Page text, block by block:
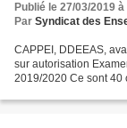
Publié le 27/03/2019
Par Syndicat des
CAPPEI, DDEEAS,
sur autorisation
2019/2020 Ce sont 40